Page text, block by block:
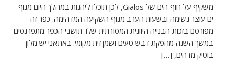
משקיף על חוף הים של Gialos, לכן תוכלו ליהנות במהלך היום מנוף
ים עוצר נשימה ובשעות הערב מנוף השקיעה המדהימה. כפר זה
מפורסם בזכות הבנייה היוונית המסורתית שלו. תושבי הכפר מתפרנסים
במשך השנה מהפקת דבש טעים ושמן זית מקומי. באתאני יש מלון
בוטיק מדהים, […]